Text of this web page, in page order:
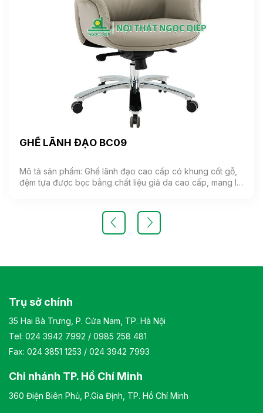
GHẾ LÃNH ĐẠO BC09
Mô tả sản phẩm: Ghế lãnh đạo cao cấp có khung cốt gỗ,
đệm tựa được bọc bằng chất liệu giả da cao cấp, mang lại
bảo tính bền vững và thẩm mỹ.( Sản phẩm nhập khẩu )
Màu sắc: Tùy chọn Chất liệu: Ghế lãnh đạo cao cấp có
Trụ sở chính
35 Hai Bà Trưng, P. Cửa Nam, TP. Hà Nội
Tel: 024 3942 7992 / 0985 258 481
Fax: 024 3851 1253 / 024 3942 7993
Chi nhánh TP. Hồ Chí Minh
360 Điện Biên Phủ, P.Gia Định, TP. Hồ Chí Minh